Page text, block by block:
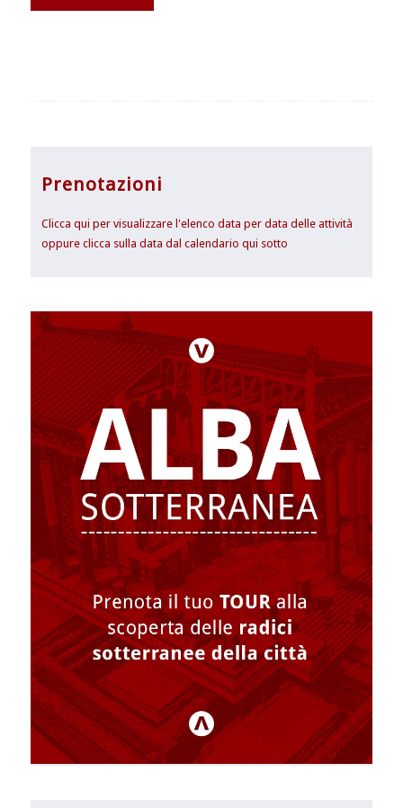
Prenotazioni
Clicca qui per visualizzare l'elenco data per data delle attività
oppure clicca sulla data dal calendario qui sotto